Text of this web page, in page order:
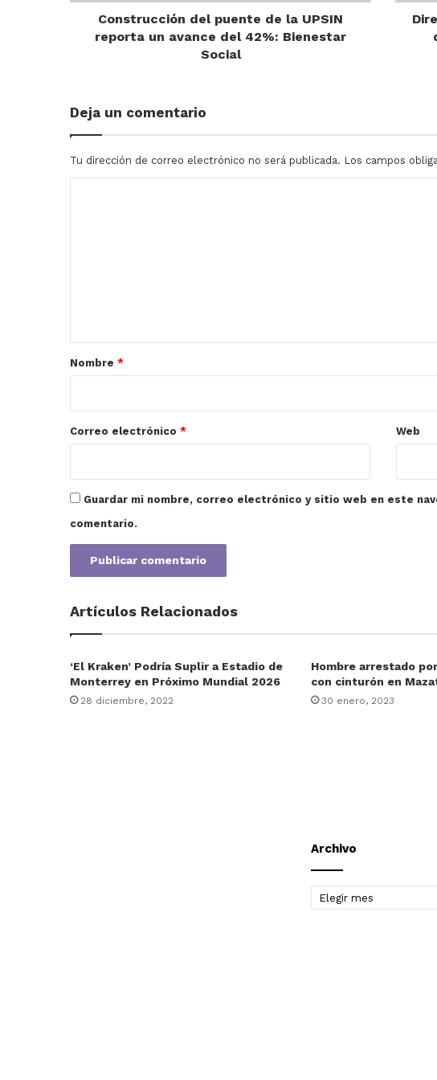
Construcción del puente de la UPSIN
reporta un avance del 42%: Bienestar
Social
Olas
Deja un comentario
Tu dirección de correo electrónico no será publicada. Los campos
r
*
Nombre *
Correo electrónico * Web
Guardar mi nombre, correo electrónico y sitio web en este
comentario.
Artículos Relacionados
‘El Kraken’ Podría Suplir a Estadio de
Monterrey en Próximo Mundial 2026
28 diciembre, 2022
Hombre arrestado
con cinturón en
30 enero, 2023
Archivo
Archivo